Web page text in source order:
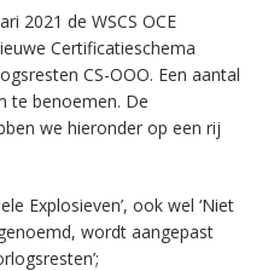
2021 de WSCS OCE
Certificatieschema
CS-OOO. Een aantal
te benoemen. De
we hieronder op een rij
Explosieven’, ook wel ‘Niet
wordt aangepast